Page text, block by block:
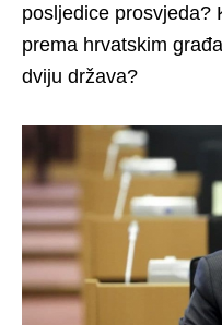
posljedice prosvjeda?
prema hrvatskim
dviju država?